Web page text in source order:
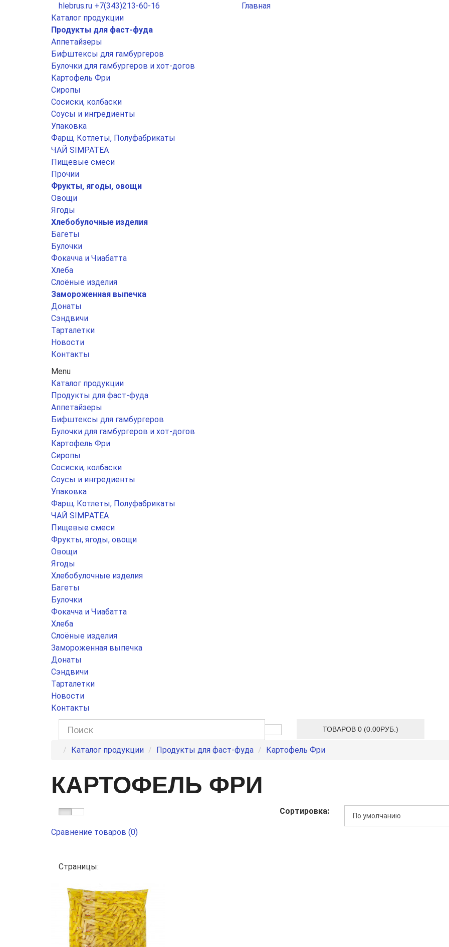
hlebrus.ru +7(343)213-60-16
Главная
Каталог продукции
Продукты для фаст-фуда
Аппетайзеры
Бифштексы для гамбургеров
Булочки для гамбургеров и хот-догов
Картофель Фри
Сиропы
Сосиски, колбаски
Соусы и ингредиенты
Упаковка
Фарш, Котлеты, Полуфабрикаты
ЧАЙ SIMPATEA
Пищевые смеси
Прочии
Фрукты, ягоды, овощи
Овощи
Ягоды
Хлебобулочные изделия
Багеты
Булочки
Фокачча и Чиабатта
Хлеба
Слоёные изделия
Замороженная выпечка
Донаты
Сэндвичи
Тарталетки
Новости
Контакты
Menu
Каталог продукции
Продукты для фаст-фуда
Аппетайзеры
Бифштексы для гамбургеров
Булочки для гамбургеров и хот-догов
Картофель Фри
Сиропы
Сосиски, колбаски
Соусы и ингредиенты
Упаковка
Фарш, Котлеты, Полуфабрикаты
ЧАЙ SIMPATEA
Пищевые смеси
Фрукты, ягоды, овощи
Овощи
Ягоды
Хлебобулочные изделия
Багеты
Булочки
Фокачча и Чиабатта
Хлеба
Слоёные изделия
Замороженная выпечка
Донаты
Сэндвичи
Тарталетки
Новости
Контакты
ТОВАРОВ 0 (0.00РУБ.)
Каталог продукции Продукты для фаст-фуда Картофель Фри
КАРТОФЕЛЬ ФРИ
Сортировка:
Сравнение товаров (0)
Страницы: